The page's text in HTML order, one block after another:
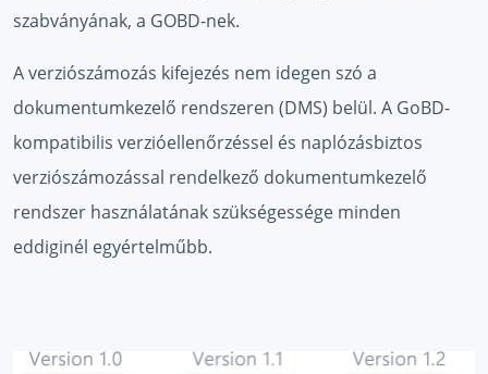
szabványának, a GOBD-nek.
A verziószámozás kifejezés nem idegen szó a
dokumentumkezelő rendszeren (DMS) belül. A GoBD-
kompatibilis verzióellenőrzéssel és naplózásbiztos
verziószámozással rendelkező dokumentumkezelő
rendszer használatának szükségessége minden
eddiginél egyértelműbb.